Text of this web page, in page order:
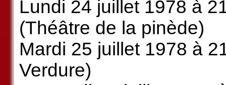
Lundi 24 juillet 1978 à
(Théâtre de la pinède)
Mardi 25 juillet 1978 à
Verdure)